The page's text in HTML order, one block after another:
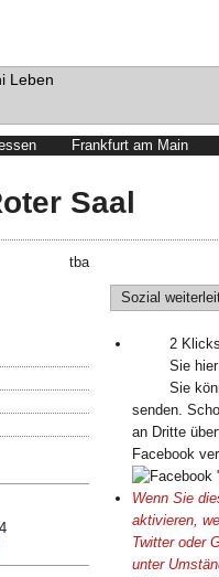
Leben
Frankfurt am Main
Saal
tba
Sozial
2
Sie
Sie
senden.
an Dritte
Facebook
Wenn Sie
aktivieren,
Twitter oder
unter